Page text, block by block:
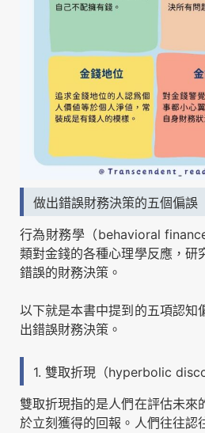
做出錯誤財務決策的五個偏誤
行為財務學（behavioral
類對金錢的各種心理學反應，研
錯誤的財務決策。
以下就是本書中提到的五項認知
出錯誤財務決策。
1. 雙取折現（hyperbolic
雙取折現指的是人們在評估未來
於立刻獲得的回報。人們往往認